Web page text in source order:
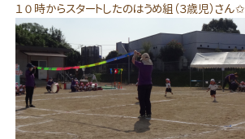
１０時からスタートしたのはうめ組（３歳児）さん✩